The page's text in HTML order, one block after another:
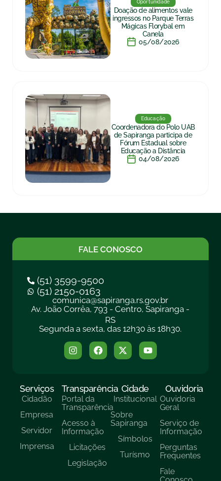
Oportunidade
Doação de alimentos vale
ingressos no Parque Terras
Mágicas Florybal em
Canela
05/08/2026
Educação
Coordenadora do Polo UAB
de Sapiranga participa de
Fórum Estadual sobre
Educação a Distância
04/08/2026
FALE CONOSCO
(51) 3599-9500
(51) 2150-0163
comunica@sapiranga.rs.gov.br
Av. João Corrêa, 793 - Centro, Sapiranga -
RS
Segunda a sexta, das 12h30 às 18h30.
Serviços
Cidadão
Empresa
Servidor
Imprensa
Transparência
Portal da
Transparência
Acesso à
Informação
Licitações
Legislação
Cidade
Institucional
Sobre
Sapiranga
Símbolos
Turísmo
Ouvidoria
Ouvidoria
Geral
Serviço de
Informação
Perguntas
Frequentes
Fale